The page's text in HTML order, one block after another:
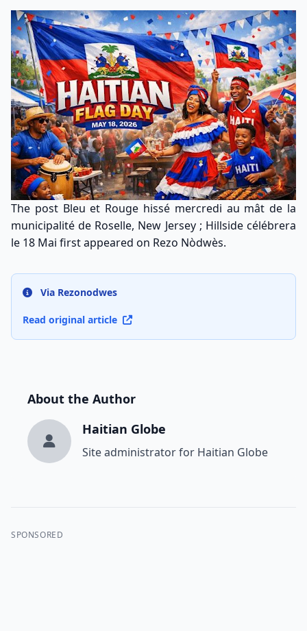
The post Bleu et Rouge hissé mercredi au mât de la
municipalité de Roselle, New Jersey ; Hillside célébrera
le 18 Mai first appeared on Rezo Nòdwès.
Via Rezonodwes
Read original article
About the Author
Haitian Globe
Site administrator for Haitian Globe
SPONSORED